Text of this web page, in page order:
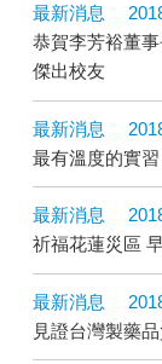
最新消息
恭賀李芳裕董
傑出校友
最新消息
最有溫度的實習
最新消息
祈福花蓮災區
最新消息
見證台灣製藥